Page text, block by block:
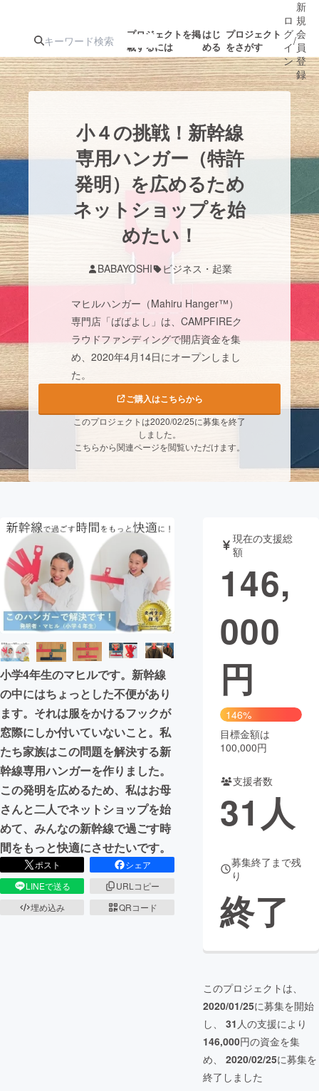
プロジェクトを掲
載するには
はじ
める
プロジェクト
をさがす
人気のプロ
ジェクト
注目のリ
ターン
注目の新着プロ
ジェクト
募集終了が近いプ
ロジェクト
もうすぐ公開
されます
アート・写真
テクノロジー・ガジェット ゲーム・
映像・映画 書籍・雑誌
ビジネス・起業
まちづくり・地域活性化
CAMPFIREふるさと納税machi-yaコミュニティ
ロ
グ
イ
ン
/
新
規
会
員
登
録
小４の挑戦！新幹線
専用ハンガー（特許
発明）を広めるため
ネットショップを始
めたい！
BABAYOSHI ビジネス・起業
マヒルハンガー（Mahiru Hanger™）
専門店「ばばよし」は、CAMPFIREク
ラウドファンディングで開店資金を集
め、2020年4月14日にオープンしまし
た。
ご購入はこちらから
このプロジェクトは2020/02/25に募集を終了
しました。
こちらから関連ページを閲覧いただけます。
小学4年生のマヒルです。新幹線
の中にはちょっとした不便があり
ます。それは服をかけるフックが
窓際にしか付いていないこと。私
たち家族はこの問題を解決する新
幹線専用ハンガーを作りました。
この発明を広めるため、私はお母
さんと二人でネットショップを始
めて、みんなの新幹線で過ごす時
間をもっと快適にさせたいです。
ポスト
シェア
LINEで送る
URLコピー
埋め込み
QRコード
現在の支援総
額
146,
000
円
146%
目標金額は
100,000円
支援者数
31 人
募集終了まで残
り
終了
このプロジェクトは、
2020/01/25に募集を開始
し、 31 人の支援により
146,000円の資金を集
め、 2020/02/25に募集を
終了しました